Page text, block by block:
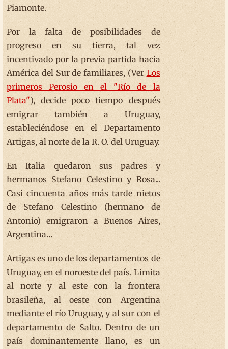
Piamonte.
Por la falta de posibilidades de
progreso en su tierra, tal vez
incentivado por la previa partida hacia
América del Sur de familiares, (Ver Los
primeros Perosio en el "Río de la
Plata"), decide poco tiempo después
emigrar también a Uruguay,
estableciéndose en el Departamento
Artigas, al norte de la R. O. del Uruguay.
En Italia quedaron sus padres y
hermanos Stefano Celestino y Rosa...
Casi cincuenta años más tarde nietos
de Stefano Celestino (hermano de
Antonio) emigraron a Buenos Aires,
Argentina…
Artigas es uno de los departamentos de
Uruguay, en el noroeste del país. Limita
al norte y al este con la frontera
brasileña, al oeste con Argentina
mediante el río Uruguay, y al sur con el
departamento de Salto. Dentro de un
país dominantemente llano, es un